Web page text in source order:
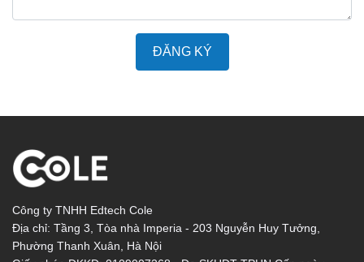
ĐĂNG KÝ
Công ty TNHH Edtech Cole
Địa chỉ: Tầng 3, Tòa nhà Imperia - 203 Nguyễn Huy Tưởng,
Phường Thanh Xuân, Hà Nội